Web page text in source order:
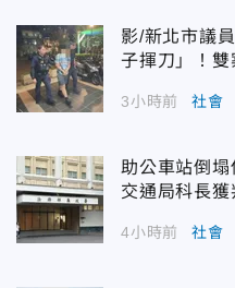
影/新北市議
子揮刀」！
3小時前 社會
助公車站倒
交通局科長獲
4小時前 社會